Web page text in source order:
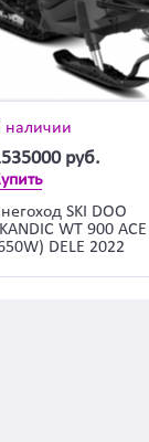
наличии
руб.
SKI DOO
WT 900 ACE
DELE 2022